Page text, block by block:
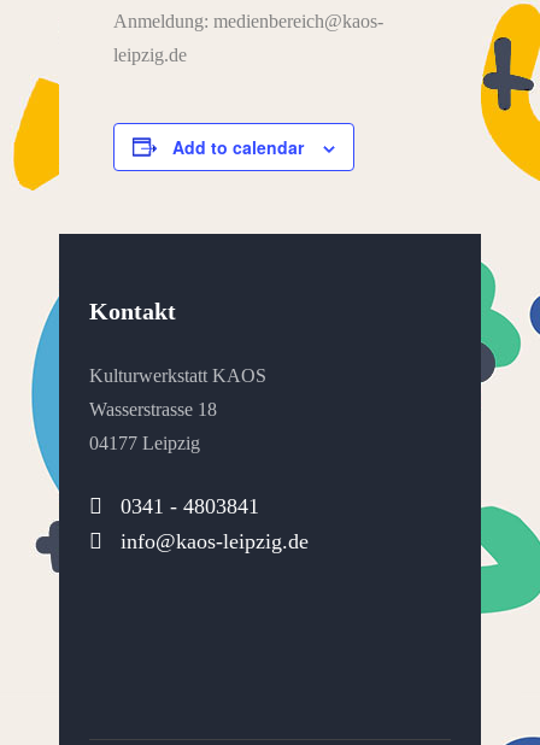
Anmeldung: medienbereich@kaos-
leipzig.de
Add to calendar
Kontakt
Kulturwerkstatt KAOS
Wasserstrasse 18
04177 Leipzig
0341 - 4803841
info@kaos-leipzig.de